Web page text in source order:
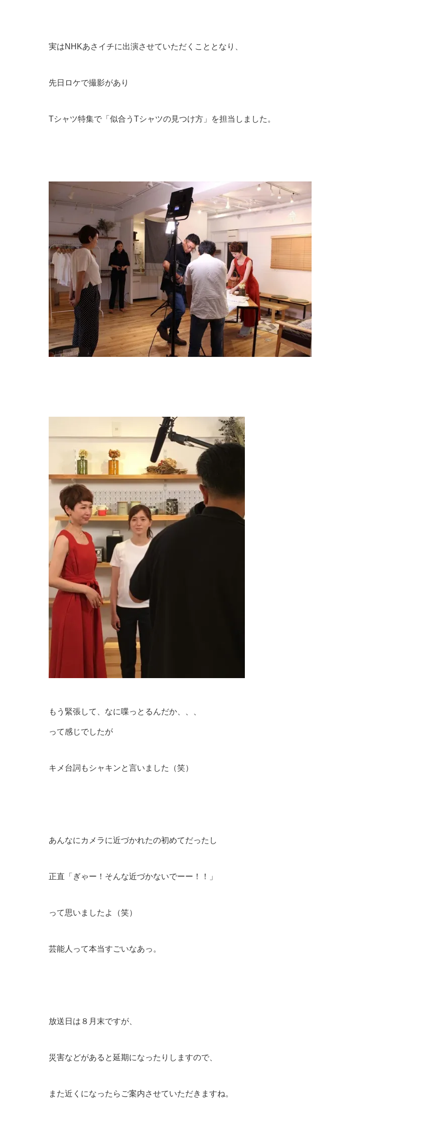
実はNHKあさイチに出演させていただくこととなり、
先日ロケで撮影があり
Tシャツ特集で「似合うTシャツの見つけ方」を担当しました。
もう緊張して、なに喋っとるんだか、、、
って感じでしたが
キメ台詞もシャキンと言いました（笑）
あんなにカメラに近づかれたの初めてだったし
正直「ぎゃー！そんな近づかないでーー！！」
って思いましたよ（笑）
芸能人って本当すごいなあっ。
放送日は８月末ですが、
災害などがあると延期になったりしますので、
また近くになったらご案内させていただきますね。